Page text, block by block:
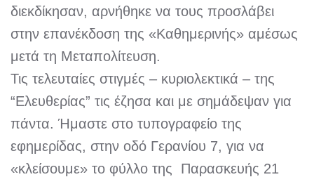
διεκδίκησαν, αρνήθηκε να τους προσλάβει
στην επανέκδοση της «Καθημερινής» αμέσως
μετά τη Μεταπολίτευση.
Τις τελευταίες στιγμές – κυριολεκτικά – της
“Ελευθερίας” τις έζησα και με σημάδεψαν για
πάντα. Ήμαστε στο τυπογραφείο της
εφημερίδας, στην οδό Γερανίου 7, για να
«κλείσουμε» το φύλλο της Παρασκευής 21